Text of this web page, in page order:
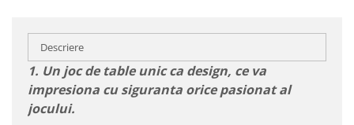
Descriere
1. Un joc de table unic ca design, ce va
impresiona cu siguranta orice pasionat al
jocului.